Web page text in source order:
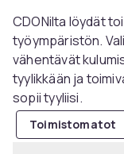
CDONilta löydät
työympäristön.
vähentävät
tyylikkään ja
sopii tyyliisi.
Toimistomatot